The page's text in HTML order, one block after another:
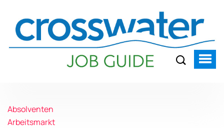
Absolventen
Arbeitsmarkt